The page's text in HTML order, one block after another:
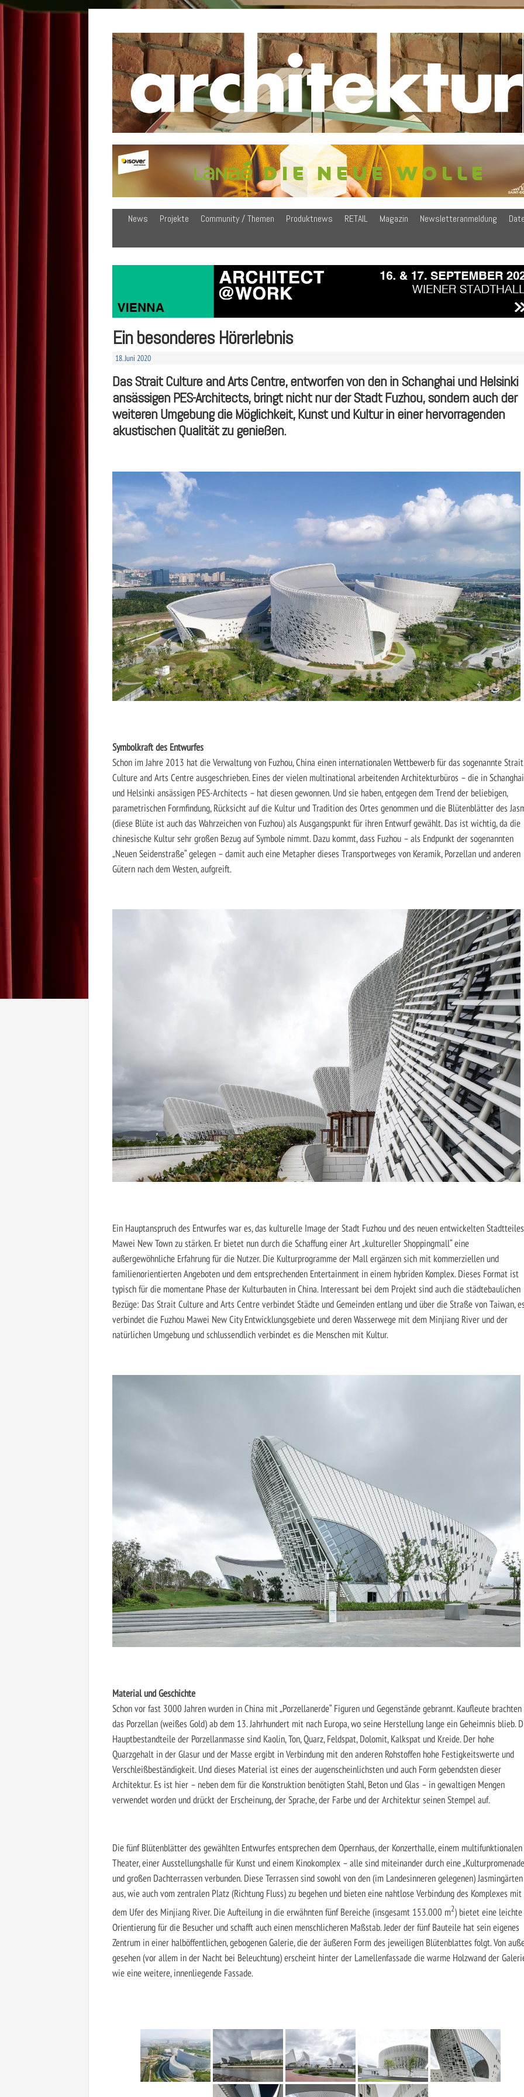
News Projekte Community / Themen Produktnews RETAIL Magazin Newsletteranmeldung
Ein besonderes Hörerlebnis
18. Juni 2020
Das Strait Culture and Arts Centre, entworfen von den in Schanghai und Helsinki
ansässigen PES-Architects, bringt nicht nur der Stadt Fuzhou, sondern auch der
weiteren Umgebung die Möglichkeit, Kunst und Kultur in einer hervorragenden
akustischen Qualität zu genießen.
Symbolkraft des Entwurfes
Schon im Jahre 2013 hat die Verwaltung von Fuzhou, China einen internationalen Wettbewerb für das sogenannte Strait
Culture and Arts Centre ausgeschrieben. Eines der vielen multinational arbeitenden Architekturbüros – die in Schanghai
und Helsinki ansässigen PES-Architects – hat diesen gewonnen. Und sie haben, entgegen dem Trend der beliebigen,
parametrischen Formfindung, Rücksicht auf die Kultur und Tradition des Ortes genommen und die Blütenblätter des
(diese Blüte ist auch das Wahrzeichen von Fuzhou) als Ausgangspunkt für ihren Entwurf gewählt. Das ist wichtig, da die
chinesische Kultur sehr großen Bezug auf Symbole nimmt. Dazu kommt, dass Fuzhou – als Endpunkt der sogenannten
„Neuen Seidenstraße“ gelegen – damit auch eine Metapher dieses Transportweges von Keramik, Porzellan und anderen
Gütern nach dem Westen, aufgreift.
Ein Hauptanspruch des Entwurfes war es, das kulturelle Image der Stadt Fuzhou und des neuen entwickelten Stadtteiles
Mawei New Town zu stärken. Er bietet nun durch die Schaffung einer Art „kultureller Shoppingmall“ eine
außergewöhnliche Erfahrung für die Nutzer. Die Kulturprogramme der Mall ergänzen sich mit kommerziellen und
familienorientierten Angeboten und dem entsprechenden Entertainment in einem hybriden Komplex. Dieses Format ist
typisch für die momentane Phase der Kulturbauten in China. Interessant bei dem Projekt sind auch die städtebaulichen
Bezüge: Das Strait Culture and Arts Centre verbindet Städte und Gemeinden entlang und über die Straße von Taiwan,
verbindet die Fuzhou Mawei New City Entwicklungsgebiete und deren Was­serwege mit dem Minjiang River und der
natürlichen Umgebung und schlussendlich verbindet es die Menschen mit Kultur.
Material und Geschichte
Schon vor fast 3000 Jahren wurden in China mit „Porzellanerde“ Figuren und Gegenstände gebrannt. Kaufleute brachten
das Porzellan (weißes Gold) ab dem 13. Jahrhundert mit nach Europa, wo seine Herstellung lange ein Geheimnis blieb.
Hauptbestandteile der Porzellanmasse sind Kaolin, Ton, Quarz, Feldspat, Dolomit, Kalkspat und Kreide. Der hohe
Quarzgehalt in der Glasur und der Masse ergibt in Verbindung mit den anderen Rohstoffen hohe Festigkeitswerte und
Verschleißbeständigkeit. Und dieses Material ist eines der augenscheinlichsten und auch Form gebendsten dieser
Architektur. Es ist hier – neben dem für die Konstruktion benötigten Stahl, Beton und Glas – in gewaltigen Mengen
verwendet worden und drückt der Erscheinung, der Sprache, der Farbe und der Architektur seinen Stempel auf.
Die fünf Blütenblätter des gewählten Entwurfes entsprechen dem Opernhaus, der Konzerthalle, einem multifunktionalen
Theater, einer Ausstellungshalle für Kunst und einem Kinokomplex – alle sind miteinander durch eine
und großen Dachterrassen verbunden. Diese Terrassen sind sowohl von den (im Landesinneren gelegenen) Jasmingärten
aus, wie auch vom zentralen Platz (Richtung Fluss) zu begehen und bieten eine nahtlose Verbindung des Komplexes mit
dem Ufer des Minjiang River. Die Aufteilung in die erwähnten fünf Bereiche (insgesamt 153.000 m2) bietet eine leichte
Orientierung für die Besucher und schafft auch einen menschlicheren Maßstab. Jeder der fünf Bauteile hat sein eigenes
Zentrum in einer halböffentlichen, gebogenen Galerie, die der äußeren Form des jeweiligen Blütenblattes folgt. Von
gesehen (vor allem in der Nacht bei Beleuchtung) erscheint hinter der Lamellenfassade die warme Holzwand der
wie eine weitere, innenliegende Fassade.